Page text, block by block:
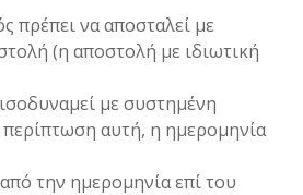
πρέπει να αποσταλεί με
(η αποστολή με ιδιωτική
με συστημένη
περίπτωση αυτή, η ημερομηνία
την ημερομηνία επί του